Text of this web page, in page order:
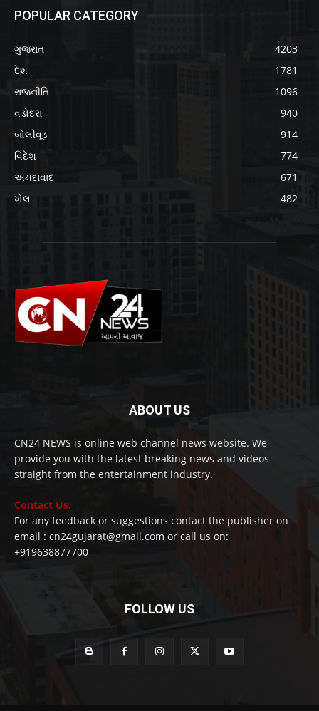
POPULAR CATEGORY
ગુજરાત
4203
દેશ
1781
રાજનીતિ
1096
વડોદરા
940
બોલીવૂડ
914
વિદેશ
774
અમદાવાદ
671
ખેલ
482
ABOUT US
CN24 NEWS is online web channel news website. We
provide you with the latest breaking news and videos
straight from the entertainment industry.
Contact Us:
For any feedback or suggestions contact the publisher on
email : cn24gujarat@gmail.com or call us on:
+919638877700
FOLLOW US